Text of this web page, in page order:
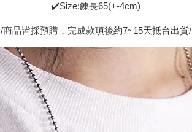
✔️Size:鍊長65(+-4cm)
/商品皆採預購，完成款項後約7~15天抵台出貨/